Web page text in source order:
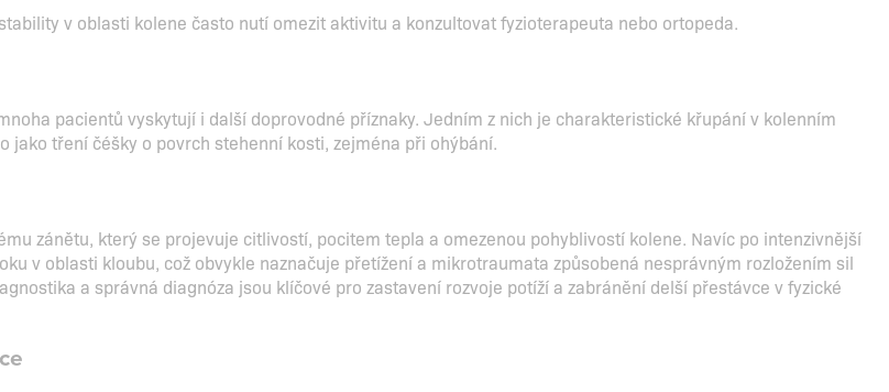
v oblasti kolene často nutí omezit aktivitu a konzultovat fyzioterapeuta nebo ortopeda.
pacientů vyskytují i další doprovodné příznaky. Jedním z nich je charakteristické křupání v kolenním
jako tření čéšky o povrch stehenní kosti, zejména při ohýbání.
zánětu, který se projevuje citlivostí, pocitem tepla a omezenou pohyblivostí kolene. Navíc po intenzivnější
v oblasti kloubu, což obvykle naznačuje přetížení a mikrotraumata způsobená nesprávným rozložením sil
a správná diagnóza jsou klíčové pro zastavení rozvoje potíží a zabránění delší přestávce v fyzické